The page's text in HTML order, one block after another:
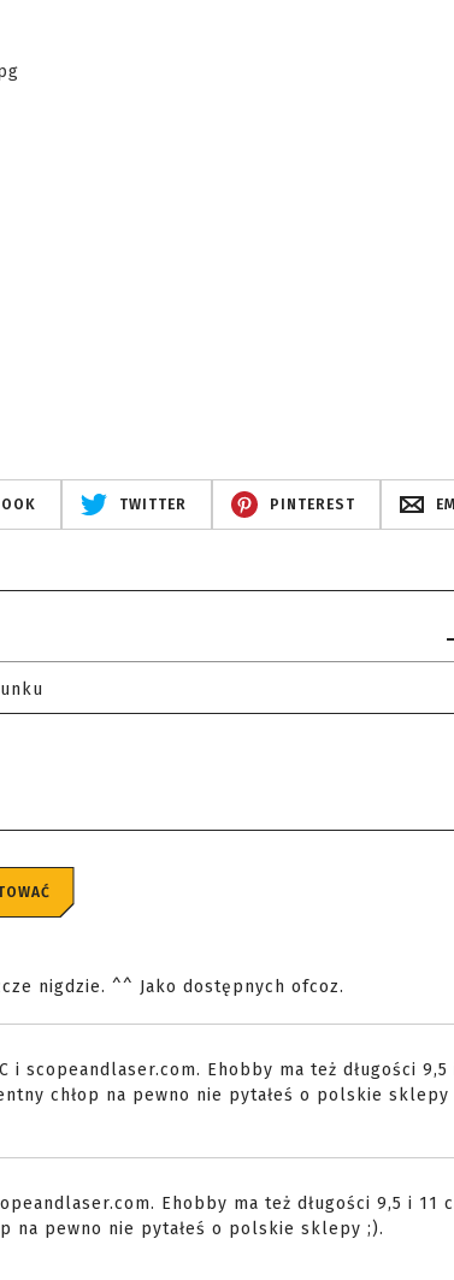
TWITTER PINTEREST
nigdzie. ^^ Jako dostępnych ofcoz.
i scopeandlaser.com. Ehobby ma też długości 9,5
chłop na pewno nie pytałeś o polskie sklepy
Ehobby ma też długości 9,5 i 11
na pewno nie pytałeś o polskie sklepy ;).